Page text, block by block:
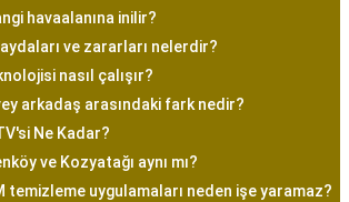
havaalanına inilir?
ve zararları nelerdir?
nasıl çalışır?
arkadaş arasındaki fark nedir?
Ne Kadar?
ve Kozyatağı aynı mı?
temizleme uygulamaları neden işe yaramaz?